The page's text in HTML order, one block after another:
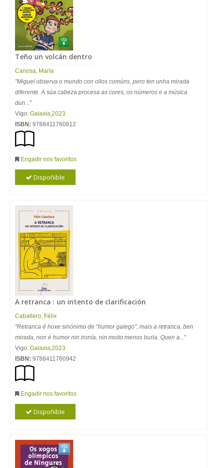
Teño un volcán dentro
Canosa, María
"Miguel observa o mundo con ollos comúns, pero ten unha mirada
diferente. A súa cabeza procesa as cores, os números e a música
dun..."
Vigo: Galaxia,2023
ISBN: 9788411760812
Engadir nos favoritos
Dispoñible
A retranca : un intento de clarificación
Caballero, Félix
"Retranca é hoxe sinónimo de “humor galego”, mais a retranca, ben
mirada, non é humor nin ironía, nin moito menos burla. Quen a..."
Vigo: Galaxia,2023
ISBN: 9788411760942
Engadir nos favoritos
Dispoñible